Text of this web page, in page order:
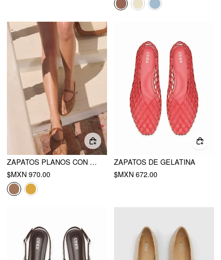
ZAPATOS PLANOS CON TIRANTES TEJIDOS
$MXN 970.00
ZAPATOS DE GELATINA
$MXN 672.00